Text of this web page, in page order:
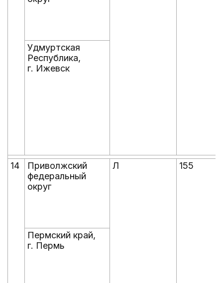
Удмуртская
Республика,
г. Ижевск
14
Приволжский
федеральный
округ
Л 155
Пермский край,
г. Пермь